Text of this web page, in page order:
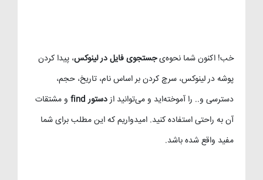
خب! اکنون شما نحوه‌یجستجوی فایل در لینوکس، پیدا کردن
پوشه در لینوکس، سرچ کردن بر اساس نام، تاریخ، حجم،
دسترسی و.. را آموخته‌اید و می‌توانید ازدستور find
و مشتقات
آن به راحتی استفاده کنید. امیدواریم که این مطلب برای شما
مفید واقع شده باشد.